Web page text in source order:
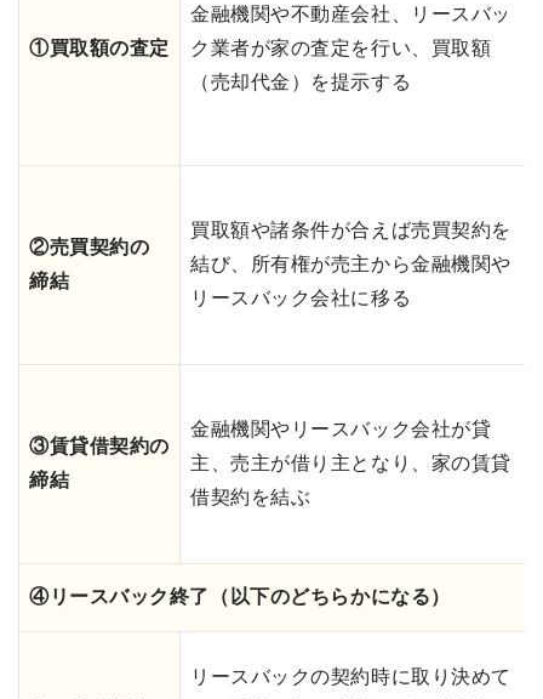
①買取額の査定
金融機関や不動産会社、リースバッ
ク業者が家の査定を行い、買取額
（売却代金）を提示する
②売買契約の
締結
買取額や諸条件が合えば売買契約を
結び、所有権が売主から金融機関や
リースバック会社に移る
③賃貸借契約の
締結
金融機関やリースバック会社が貸
主、売主が借り主となり、家の賃貸
借契約を結ぶ
④リースバック終了（以下のどちらかになる）
リースバックの契約時に取り決めて